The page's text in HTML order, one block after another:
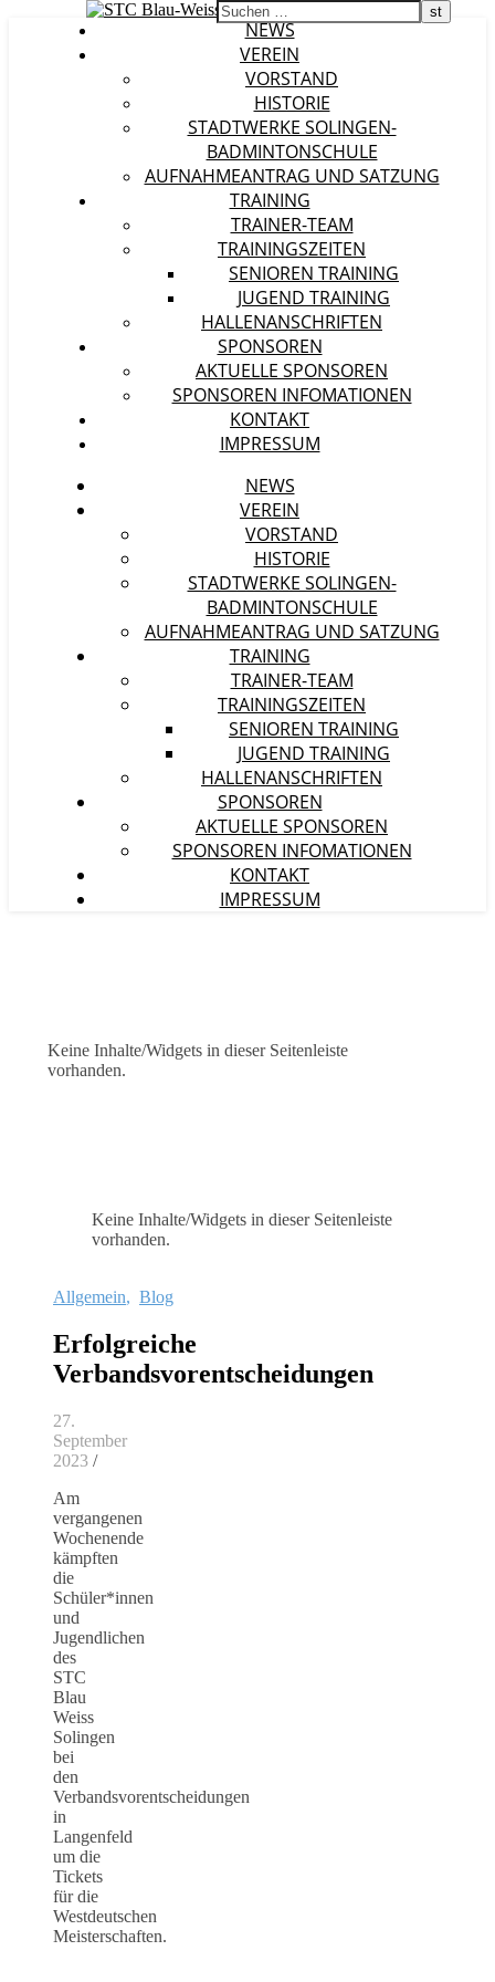
NEWS
VEREIN
VORSTAND
HISTORIE
STADTWERKE SOLINGEN-
BADMINTONSCHULE
AUFNAHMEANTRAG UND SATZUNG
TRAINING
TRAINER-TEAM
TRAININGSZEITEN
SENIOREN TRAINING
JUGEND TRAINING
HALLENANSCHRIFTEN
SPONSOREN
AKTUELLE SPONSOREN
SPONSOREN INFOMATIONEN
KONTAKT
IMPRESSUM
NEWS
VEREIN
VORSTAND
HISTORIE
STADTWERKE SOLINGEN-
BADMINTONSCHULE
AUFNAHMEANTRAG UND SATZUNG
TRAINING
TRAINER-TEAM
TRAININGSZEITEN
SENIOREN TRAINING
JUGEND TRAINING
HALLENANSCHRIFTEN
SPONSOREN
AKTUELLE SPONSOREN
SPONSOREN INFOMATIONEN
KONTAKT
IMPRESSUM
Keine Inhalte/Widgets in dieser Seitenleiste
vorhanden.
Keine Inhalte/Widgets in dieser Seitenleiste
vorhanden.
Allgemein, Blog
Erfolgreiche
Verbandsvorentscheidungen
27.
September
2023 /
Am
vergangenen
Wochenende
kämpften
die
Schüler*innen
und
Jugendlichen
des
STC
Blau
Weiss
Solingen
bei
den
Verbandsvorentscheidungen
in
Langenfeld
um die
Tickets
für die
Westdeutschen
Meisterschaften.